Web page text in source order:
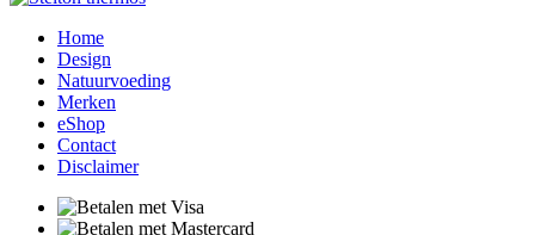
Home
Design
Natuurvoeding
Merken
eShop
Contact
Disclaimer